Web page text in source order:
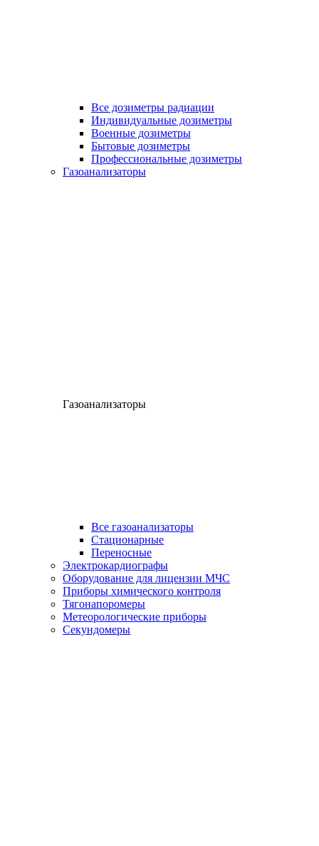
Все дозиметры радиации
Индивидуальные дозиметры
Военные дозиметры
Бытовые дозиметры
Профессиональные дозиметры
Газоанализаторы
Газоанализаторы
Все газоанализаторы
Cтационарные
Переносные
Электрокардиографы
Оборудование для лицензии МЧС
Приборы химического контроля
Тягонапоромеры
Метеорологические приборы
Секундомеры